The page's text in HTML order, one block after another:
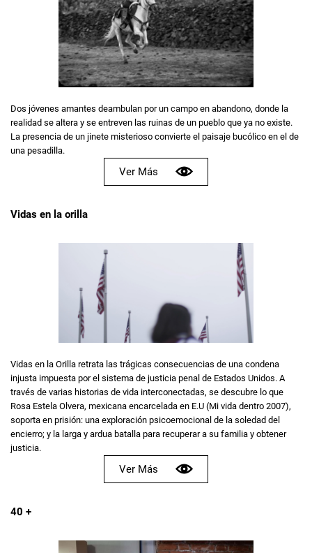
Dos jóvenes amantes deambulan por un campo en abandono, donde la
realidad se altera y se entreven las ruinas de un pueblo que ya no existe.
La presencia de un jinete misterioso convierte el paisaje bucólico en el de
una pesadilla.
Ver Más
Vidas en la orilla
Vidas en la Orilla retrata las trágicas consecuencias de una condena
injusta impuesta por el sistema de justicia penal de Estados Unidos. A
través de varias historias de vida interconectadas, se descubre lo que
Rosa Estela Olvera, mexicana encarcelada en E.U (Mi vida dentro 2007),
soporta en prisión: una exploración psicoemocional de la soledad del
encierro; y la larga y ardua batalla para recuperar a su familia y obtener
justicia.
Ver Más
40 +